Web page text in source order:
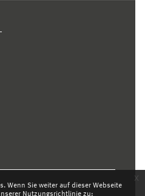
Wenn Sie weiter auf dieser Webseite
Nutzungsrichtlinie zu:
x